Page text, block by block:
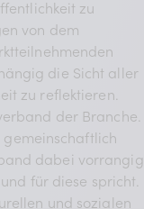
zu
von dem
die Sicht aller
zu reflektieren.
der Branche.
dabei vorrangig
für diese spricht.
und sozialen